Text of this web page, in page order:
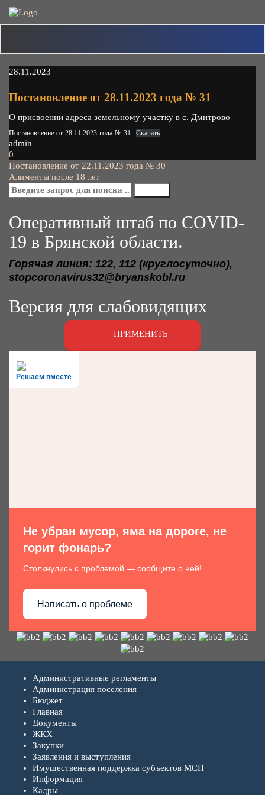
content
28.11.2023
Постановление от 28.11.2023 года № 31
О присвоении адреса земельному участку в с. Дмитрово
Постановление-от-28.11.2023-года-№-31 Скачать
admin
0
Навигация
по
Постановление от 22.11.2023 года № 30
Алименты после 18 лет
Оперативный штаб по COVID-
19 в Брянской области.
Горячая линия: 122, 112 (круглосуточно),
stopcoronavirus32@bryanskobl.ru
Версия для слабовидящих
ПРИМЕНИТЬ
Решаем вместе
Не убран мусор, яма на дороге, не
горит фонарь?
Столкнулись с проблемой — сообщите о ней!
Написать о проблеме
Административные регламенты
Администрация поселения
Бюджет
Главная
Документы
ЖКХ
Закупки
Заявления и выступления
Имущественная поддержка субъектов МСП
Информация
Кадры